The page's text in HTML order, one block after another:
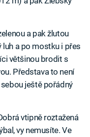
a pak žlutou
luh a po mostku i přes
většinou brodit s
Představa to není
ještě pořádný
vtipně roztažená
vy nemusíte. Ve